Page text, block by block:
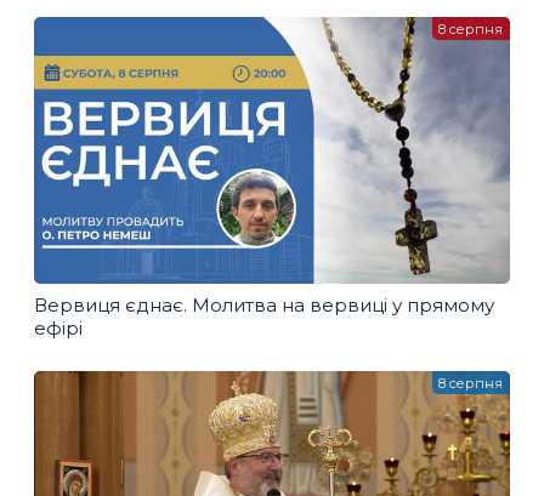
Вервиця єднає. Молитва на вервиці у прямому
ефірі
8 серпня
8 серпня